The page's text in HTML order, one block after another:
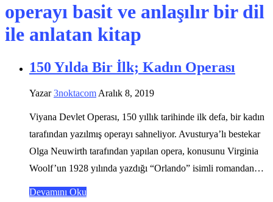
operayı basit ve anlaşılır bir dil
ile anlatan kitap
150 Yılda Bir İlk; Kadın Operası
Yazar3noktacom Aralık 8, 2019
Viyana Devlet Operası, 150 yıllık tarihinde ilk defa, bir kadın
tarafından yazılmış operayı sahneliyor. Avusturya’lı bestekar
Olga Neuwirth tarafından yapılan opera, konusunu Virginia
Woolf’un 1928 yılında yazdığı “Orlando” isimli romandan…
Devamını Oku